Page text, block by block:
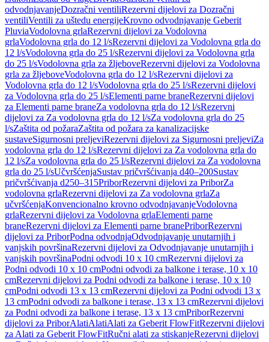
odvodnjavanjeDozračni ventiliRezervni dijelovi za Dozračni
ventiliVentili za uštedu energijeKrovno odvodnjavanje Geberit
PluviaVodolovna grlaRezervni dijelovi za Vodolovna
grlaVodolovna grla do 12 l/sRezervni dijelovi za Vodolovna grla do
12 l/sVodolovna grla do 25 l/sRezervni dijelovi za Vodolovna grla
do 25 l/sVodolovna grla za žljeboveRezervni dijelovi za Vodolovna
grla za žljeboveVodolovna grla do 12 l/sRezervni dijelovi za
Vodolovna grla do 12 l/sVodolovna grla do 25 l/sRezervni dijelovi
za Vodolovna grla do 25 l/sElementi parne braneRezervni dijelovi
za Elementi parne braneZa vodolovna grla do 12 l/sRezervni
dijelovi za Za vodolovna grla do 12 l/sZa vodolovna grla do 25
l/sZaštita od požaraZaštita od požara za kanalizacijske
sustaveSigurnosni preljeviRezervni dijelovi za Sigurnosni preljeviZa
vodolovna grla do 12 l/sRezervni dijelovi za Za vodolovna grla do
12 l/sZa vodolovna grla do 25 l/sRezervni dijelovi za Za vodolovna
grla do 25 l/sUčvršćenjaSustav pričvršćivanja d40–200Sustav
pričvršćivanja d250–315PriborRezervni dijelovi za PriborZa
vodolovna grlaRezervni dijelovi za Za vodolovna grlaZa
učvršćenjaKonvencionalno krovno odvodnjavanjeVodolovna
grlaRezervni dijelovi za Vodolovna grlaElementi parne
braneRezervni dijelovi za Elementi parne branePriborRezervni
dijelovi za PriborPodna odvodnjaOdvodnjavanje unutarnjih i
vanjskih površinaRezervni dijelovi za Odvodnjavanje unutarnjih i
vanjskih površinaPodni odvodi 10 x 10 cmRezervni dijelovi za
Podni odvodi 10 x 10 cmPodni odvodi za balkone i terase, 10 x 10
cmRezervni dijelovi za Podni odvodi za balkone i terase, 10 x 10
cmPodni odvodi 13 x 13 cmRezervni dijelovi za Podni odvodi 13 x
13 cmPodni odvodi za balkone i terase, 13 x 13 cmRezervni dijelovi
za Podni odvodi za balkone i terase, 13 x 13 cmPriborRezervni
dijelovi za PriborAlatiAlatiAlati za Geberit FlowFitRezervni dijelovi
za Alati za Geberit FlowFitRučni alati za stiskanjeRezervni dijelovi